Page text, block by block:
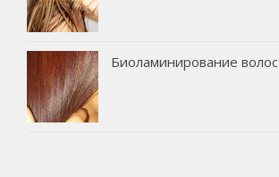
Биоламинирование волос